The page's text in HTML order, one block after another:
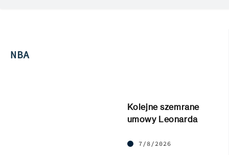
NBA
Kolejne szemrane
umowy Leonarda
7/8/2026